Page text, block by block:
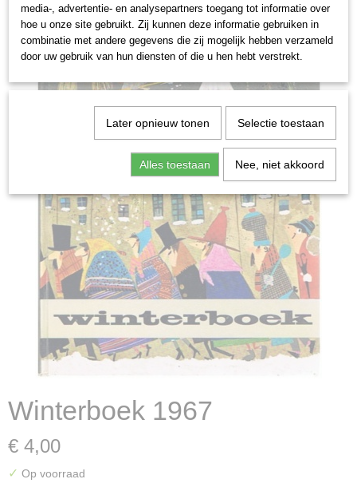
Winterboek 1967
€ 4,00
✓ Op voorraad
media-, advertentie- en analysepartners toegang tot informatie over
hoe u onze site gebruikt. Zij kunnen deze informatie gebruiken in
combinatie met andere gegevens die zij mogelijk hebben verzameld
door uw gebruik van hun diensten of die u hen hebt verstrekt.
Later opnieuw tonen Selectie toestaan
Alles toestaan Nee, niet akkoord